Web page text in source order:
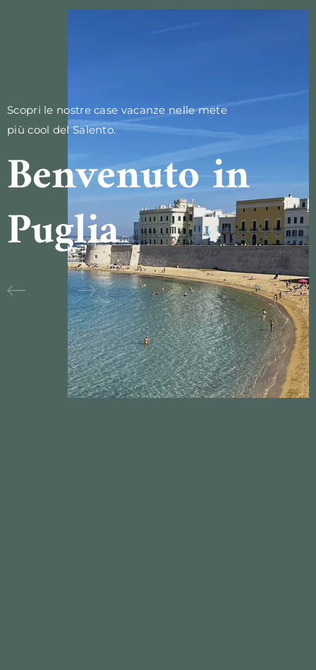
Scopri le nostre case vacanze nelle mete
più cool del Salento.
Benvenuto in
Puglia